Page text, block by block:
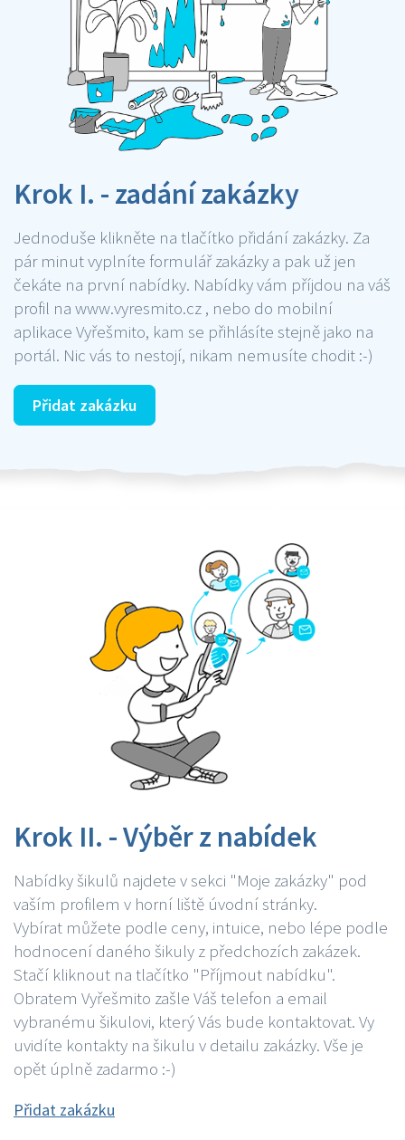
Krok I. - zadání zakázky
Jednoduše klikněte na tlačítko přidání zakázky. Za
pár minut vyplníte formulář zakázky a pak už jen
čekáte na první nabídky. Nabídky vám příjdou na váš
profil na www.vyresmito.cz , nebo do mobilní
aplikace Vyřešmito, kam se přihlásíte stejně jako na
portál. Nic vás to nestojí, nikam nemusíte chodit :-)
Přidat zakázku
Krok II. - Výběr z nabídek
Nabídky šikulů najdete v sekci "Moje zakázky" pod
vaším profilem v horní liště úvodní stránky.
Vybírat můžete podle ceny, intuice, nebo lépe podle
hodnocení daného šikuly z předchozích zakázek.
Stačí kliknout na tlačítko "Příjmout nabídku".
Obratem Vyřešmito zašle Váš telefon a email
vybranému šikulovi, který Vás bude kontaktovat. Vy
uvidíte kontakty na šikulu v detailu zakázky. Vše je
opět úplně zadarmo :-)
Přidat zakázku